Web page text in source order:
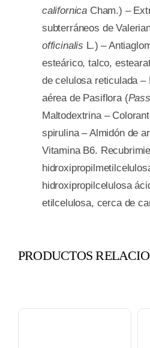
californica Cham.) –
subterráneos de
officinalis L.) –
esteárico, talco,
de celulosa reticulada –
aérea de Pasiflora (
Maltodextrina –
spirulina – Almidón de
Vitamina B6.
hidroxipropilcelulosa
etilcelulosa, cerca de
PRODUCTOS